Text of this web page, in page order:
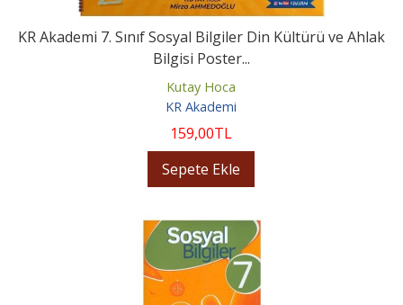
KR Akademi 7. Sınıf Sosyal Bilgiler Din Kültürü ve Ahlak
Bilgisi Poster...
Kutay Hoca
KR Akademi
159,00TL
Sepete Ekle